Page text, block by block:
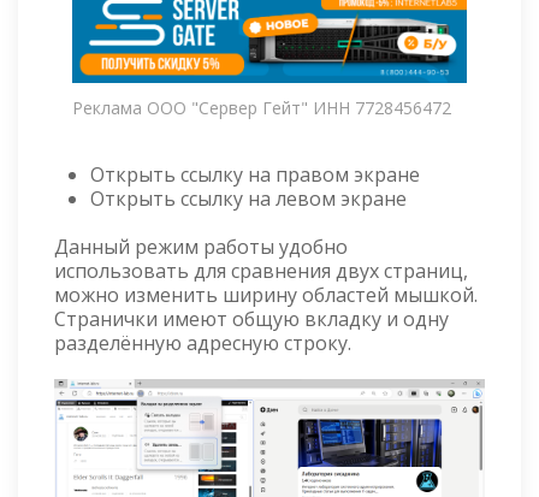
Реклама ООО "Сервер Гейт" ИНН 7728456472
Открыть ссылку на правом экране
Открыть ссылку на левом экране
Данный режим работы удобно
использовать для сравнения двух страниц,
можно изменить ширину областей мышкой.
Странички имеют общую вкладку и одну
разделённую адресную строку.